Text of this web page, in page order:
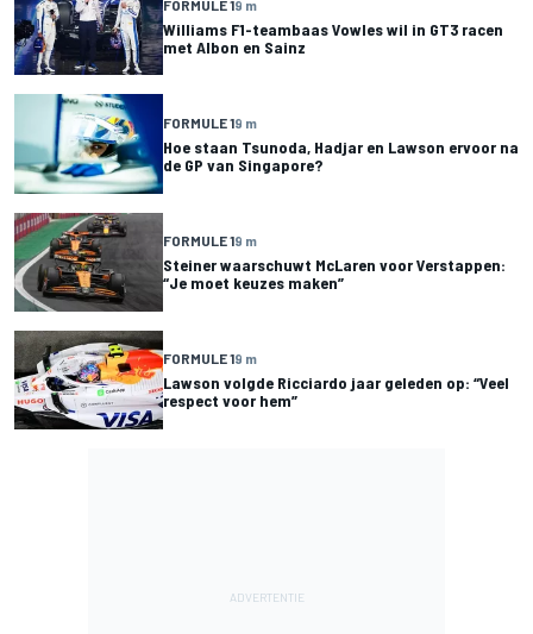
FORMULE 19 m
Williams F1-teambaas Vowles wil in GT3 racen
met Albon en Sainz
FORMULE 19 m
Hoe staan Tsunoda, Hadjar en Lawson ervoor na
de GP van Singapore?
FORMULE 19 m
Steiner waarschuwt McLaren voor Verstappen:
“Je moet keuzes maken”
FORMULE 19 m
Lawson volgde Ricciardo jaar geleden op: “Veel
respect voor hem”